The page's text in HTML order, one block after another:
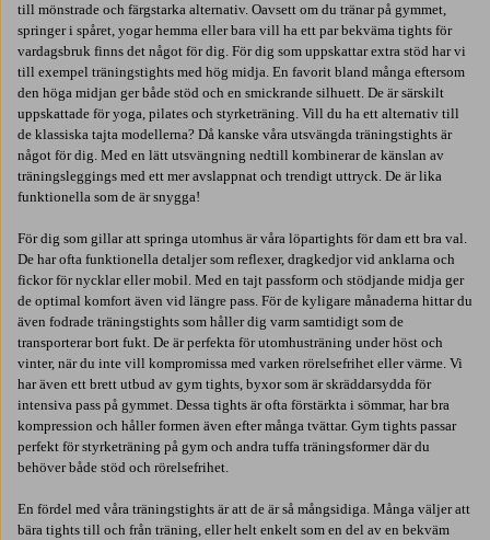
till mönstrade och färgstarka alternativ. Oavsett om du tränar på gymmet,
springer i spåret, yogar hemma eller bara vill ha ett par bekväma tights för
vardagsbruk finns det något för dig. För dig som uppskattar extra stöd har vi
till exempel träningstights med hög midja. En favorit bland många eftersom
den höga midjan ger både stöd och en smickrande silhuett. De är särskilt
uppskattade för yoga, pilates och styrketräning. Vill du ha ett alternativ till
de klassiska tajta modellerna? Då kanske våra utsvängda träningstights är
något för dig. Med en lätt utsvängning nedtill kombinerar de känslan av
träningsleggings med ett mer avslappnat och trendigt uttryck. De är lika
funktionella som de är snygga!
För dig som gillar att springa utomhus är våra löpartights för dam ett bra val.
De har ofta funktionella detaljer som reflexer, dragkedjor vid anklarna och
fickor för nycklar eller mobil. Med en tajt passform och stödjande midja ger
de optimal komfort även vid längre pass. För de kyligare månaderna hittar du
även fodrade träningstights som håller dig varm samtidigt som de
transporterar bort fukt. De är perfekta för utomhusträning under höst och
vinter, när du inte vill kompromissa med varken rörelsefrihet eller värme. Vi
har även ett brett utbud av gym tights, byxor som är skräddarsydda för
intensiva pass på gymmet. Dessa tights är ofta förstärkta i sömmar, har bra
kompression och håller formen även efter många tvättar. Gym tights passar
perfekt för styrketräning på gym och andra tuffa träningsformer där du
behöver både stöd och rörelsefrihet.
En fördel med våra träningstights är att de är så mångsidiga. Många väljer att
bära tights till och från träning, eller helt enkelt som en del av en bekväm